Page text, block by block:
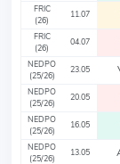
FRIC
(26)
11.07
FRIC
(26)
04.07
NEDPO
(25/26)
23.05
NEDPO
(25/26)
20.05
NEDPO
(25/26)
16.05
NEDPO
(25/26)
13.05